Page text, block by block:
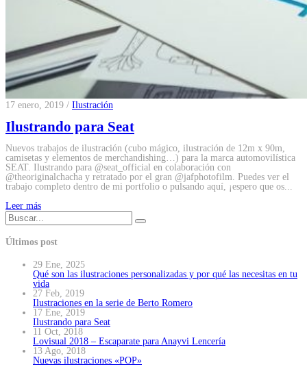
17 enero, 2019 / Ilustración
Ilustrando para Seat
Nuevos trabajos de ilustración (cubo mágico, ilustración de 12m x 90m,
camisetas y elementos de merchandishing…) para la marca automovilística
SEAT. Ilustrando para @seat_official en colaboración con
@theoriginalchacha y retratado por el gran @jafphotofilm. Puedes ver el
trabajo completo dentro de mi portfolio o pulsando aquí, ¡espero que os...
Leer más
Últimos post
29 Ene, 2025
Qué son las ilustraciones personalizadas y por qué las necesitas en tu
vida
27 Feb, 2019
Ilustraciones en la serie de Berto Romero
17 Ene, 2019
Ilustrando para Seat
11 Oct, 2018
Lovisual 2018 – Escaparate para Anayvi Lencería
13 Ago, 2018
Nuevas ilustraciones «POP»